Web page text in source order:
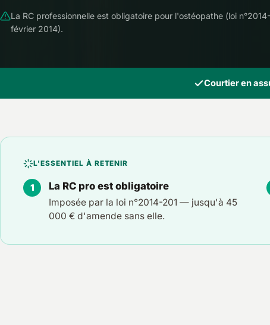
La RC professionnelle est obligatoire pour l'ostéopathe (loi
février 2014).
Courtier en
L'ESSENTIEL À RETENIR
La RC pro est obligatoire
Imposée par la loi n°2014-201 — jusqu'à 45
000 € d'amende sans elle.